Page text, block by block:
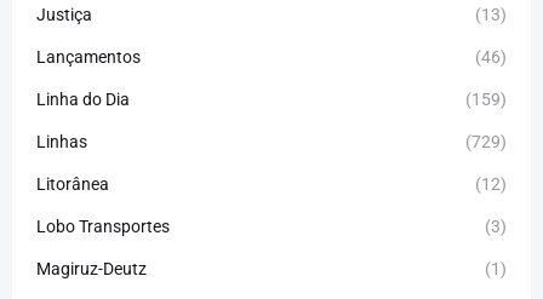
Justiça (13)
Lançamentos (46)
Linha do Dia (159)
Linhas (729)
Litorânea (12)
Lobo Transportes (3)
Magiruz-Deutz (1)